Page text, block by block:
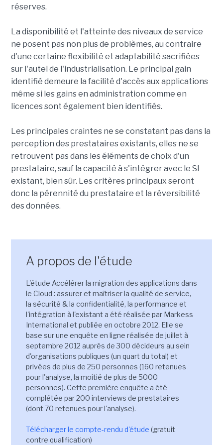
réserves.
La disponibilité et l'atteinte des niveaux de service
ne posent pas non plus de problèmes, au contraire
d'une certaine flexibilité et adaptabilité sacrifiées
sur l'autel de l'industrialisation. Le principal gain
identifié demeure la facilité d'accès aux applications
même si les gains en administration comme en
licences sont également bien identifiés.
Les principales craintes ne se constatant pas dans la
perception des prestataires existants, elles ne se
retrouvent pas dans les éléments de choix d'un
prestataire, sauf la capacité à s'intégrer avec le SI
existant, bien sûr. Les critères principaux seront
donc la pérennité du prestataire et la réversibilité
des données.
A propos de l'étude
L'étude Accélérer la migration des applications dans
le Cloud : assurer et maîtriser la qualité de service,
la sécurité & la confidentialité, la performance et
l'intégration à l'existant a été réalisée par Markess
International et publiée en octobre 2012. Elle se
base sur une enquête en ligne réalisée de juillet à
septembre 2012 auprès de 300 décideurs au sein
d'organisations publiques (un quart du total) et
privées de plus de 250 personnes (160 retenues
pour l'analyse, la moitié de plus de 5000
personnes). Cette première enquête a été
complétée par 200 interviews de prestataires
(dont 70 retenues pour l'analyse).
Télécharger le compte-rendu d'étude (gratuit
contre qualification)